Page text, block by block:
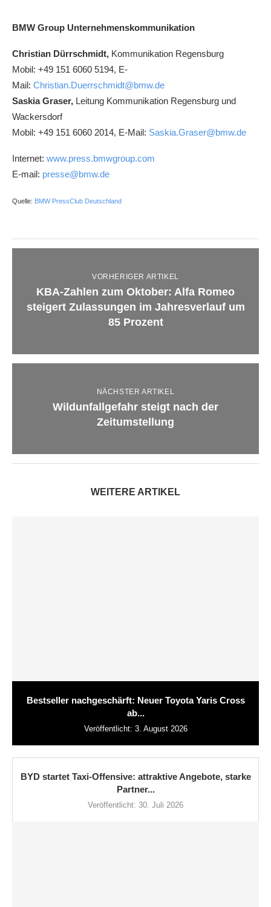
BMW Group Unternehmenskommunikation
Christian Dürrschmidt, Kommunikation Regensburg
Mobil: +49 151 6060 5194, E-
Mail: Christian.Duerrschmidt@bmw.de
Saskia Graser, Leitung Kommunikation Regensburg und
Wackersdorf
Mobil: +49 151 6060 2014, E-Mail: Saskia.Graser@bmw.de
Internet: www.press.bmwgroup.com
E-mail: presse@bmw.de
Quelle: BMW PressClub Deutschland
VORHERIGER ARTIKEL
KBA-Zahlen zum Oktober: Alfa Romeo
steigert Zulassungen im Jahresverlauf um
85 Prozent
NÄCHSTER ARTIKEL
Wildunfallgefahr steigt nach der
Zeitumstellung
WEITERE ARTIKEL
Bestseller nachgeschärft: Neuer Toyota Yaris Cross
ab...
Veröffentlicht: 3. August 2026
BYD startet Taxi-Offensive: attraktive Angebote, starke
Partner...
Veröffentlicht: 30. Juli 2026